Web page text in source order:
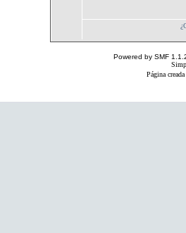
Powered by SMF
Página